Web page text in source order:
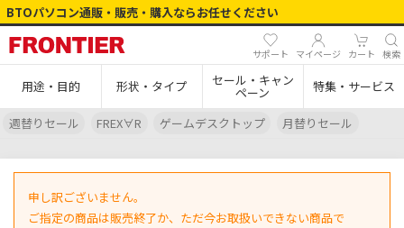
BTOパソコン通販・販売・購入ならお任せください
サポート マイページ カート 検索
用途・目的 形状・タイプ セール・キャン
ペーン 特集・サービス
週替りセール FREX∀R ゲームデスクトップ 月替りセール
申し訳ございません。
ご指定の商品は販売終了か、ただ今お取扱いできない商品で